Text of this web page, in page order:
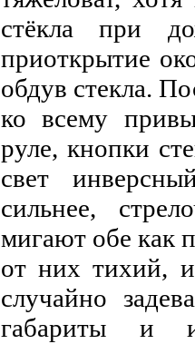
стёкла при
приоткрытие
обдув стекла.
ко всему
руле, кнопки
свет
сильнее,
мигают обе как
от них тихий,
случайно
габариты и